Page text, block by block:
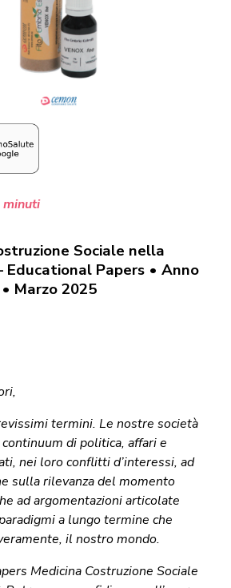
minuti
Sociale nella
Papers • Anno
Marzo 2025
termini. Le nostre società
di politica, affari e
nei loro conflitti d’interessi, ad
sulla rilevanza del momento
ad argomentazioni articolate
a lungo termine che
il nostro mondo.
Medicina Costruzione Sociale